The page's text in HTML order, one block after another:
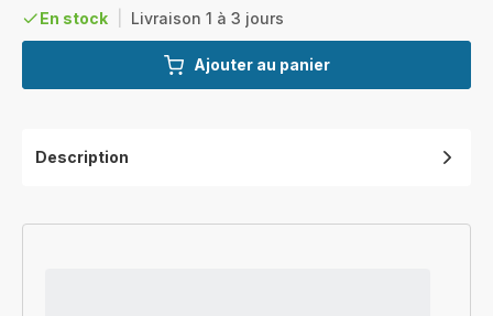
En stock Livraison 1 à 3 jours
Ajouter au panier
Description